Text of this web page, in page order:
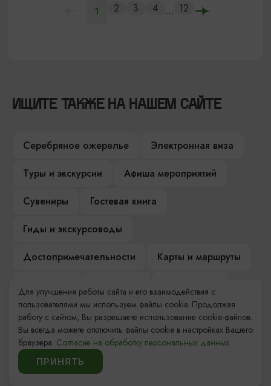
1 2 3 4 ... 12
ИЩИТЕ ТАКЖЕ НА НАШЕМ САЙТЕ
Серебряное ожерелье
Электронная виза
Туры и экскурсии
Афиша мероприятий
Сувениры
Гостевая книга
Гиды и экскурсоводы
Достопримечательности
Карты и маршруты
Компас Балтийской кухни
Настоящий Калининградец
Музеи
Для улучшения работы сайта и его взаимодействия с
пользователями мы используем файлы cookie. Продолжая
работу с сайтом, Вы разрешаете использование cookie-файлов.
Вы всегда можете отключить файлы cookie в настройках Вашего
браузера. Согласие на обработку персональных данных.
ПРИНЯТЬ